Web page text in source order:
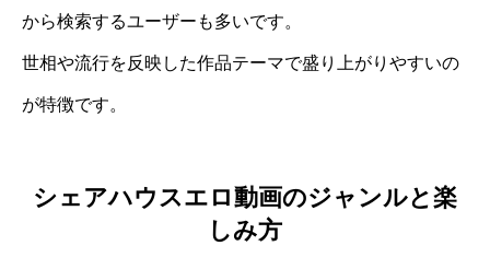
から検索するユーザーも多いです。
世相や流行を反映した作品テーマで盛り上がりやすいの
が特徴です。
シェアハウスエロ動画のジャンルと楽
しみ方